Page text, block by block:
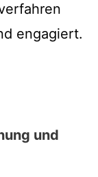
engagiert.
und